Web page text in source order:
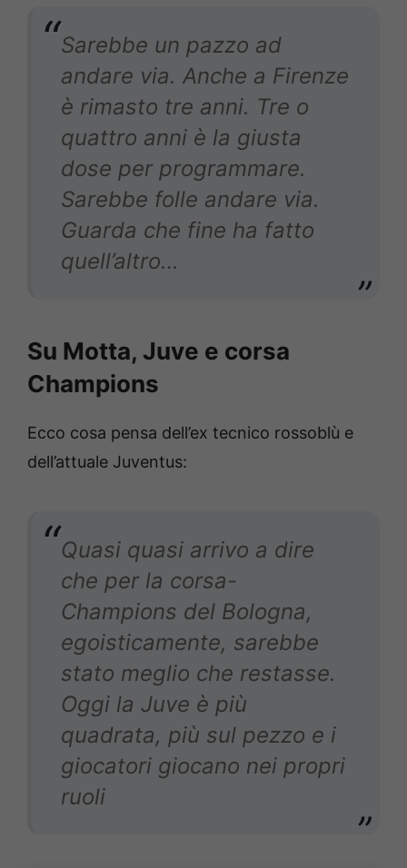
Sarebbe un pazzo ad
andare via. Anche a Firenze
è rimasto tre anni. Tre o
quattro anni è la giusta
dose per programmare.
Sarebbe folle andare via.
Guarda che fine ha fatto
quell’altro…
Su Motta, Juve e corsa
Champions
Ecco cosa pensa dell’ex tecnico rossoblù e
dell’attuale Juventus:
Quasi quasi arrivo a dire
che per la corsa-
Champions del Bologna,
egoisticamente, sarebbe
stato meglio che restasse.
Oggi la Juve è più
quadrata, più sul pezzo e i
giocatori giocano nei propri
ruoli